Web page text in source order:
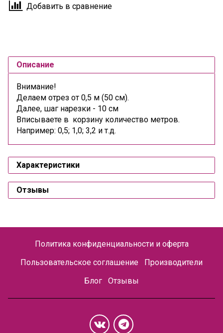
Добавить в сравнение
Описание
Внимание!
Делаем отрез от 0,5 м (50 см).
Далее, шаг нарезки - 10 см
Вписываете в корзину количество метров.
Например: 0,5; 1,0; 3,2 и т.д.
Характеристики
Отзывы
Политика конфиденциальности и оферта
Пользовательское соглашение
Производители
Блог
Отзывы